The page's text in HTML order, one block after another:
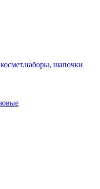
шапочки